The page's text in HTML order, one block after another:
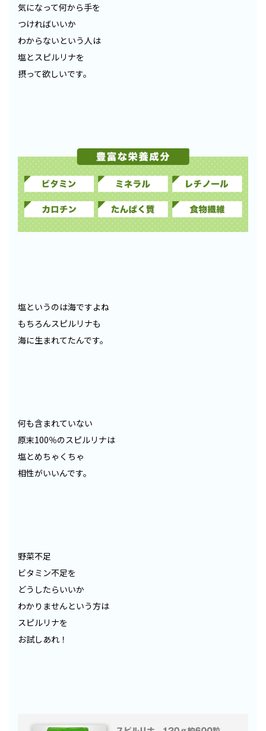
気になって何から手を
つければいいか
わからないという人は
塩とスピルリナを
摂って欲しいです。
塩というのは海ですよね
もちろんスピルリナも
海に生まれてたんです。
何も含まれていない
原末100％のスピルリナは
塩とめちゃくちゃ
相性がいいんです。
野菜不足
ビタミン不足を
どうしたらいいか
わかりませんという方は
スピルリナを
お試しあれ！